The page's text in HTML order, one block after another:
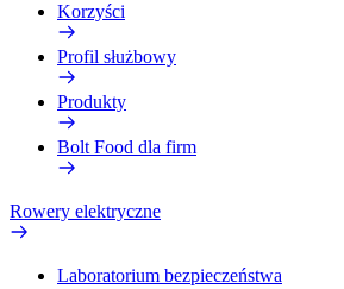
Korzyści
Profil służbowy
Produkty
Bolt Food dla firm
Rowery elektryczne
Laboratorium bezpieczeństwa